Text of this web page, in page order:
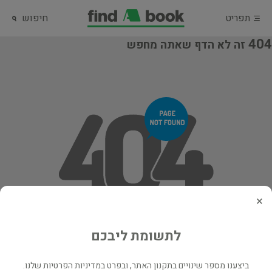
תפריט חיפוש
404 זה לא הדף שאתה מחפש
×
לתשומת ליבכם
ביצענו מספר שינויים בתקנון האתר, ובפרט במדיניות הפרטיות שלנו.